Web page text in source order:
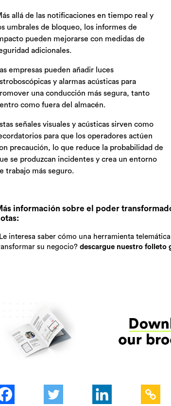
allá de las notificaciones en tiempo real y
umbrales de bloqueo, los informes de
pueden mejorarse con medidas de
adicionales.
empresas pueden añadir luces
y alarmas acústicas para
una conducción más segura, tanto
como fuera del almacén.
señales visuales y acústicas sirven como
para que los operadores actúen
precaución, lo que reduce la probabilidad de
se produzcan incidentes y crea un entorno
trabajo más seguro.
información sobre el poder
interesa saber cómo una herramienta
su negocio? descargue nuestro folleto